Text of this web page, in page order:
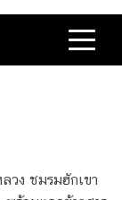
วง ชมรมฮักเขา